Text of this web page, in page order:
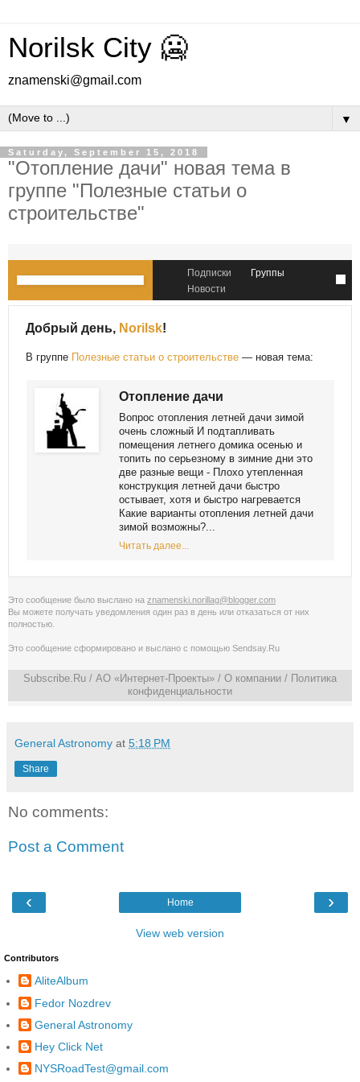
Norilsk City 🥶
znamenski@gmail.com
▼
Saturday, September 15, 2018
"Отопление дачи" новая тема в
группе "Полезные статьи о
строительстве"
Подписки
Группы
Новости
Добрый день, Norilsk!
В группе Полезные статьи о строительстве — новая тема:
Отопление дачи
Вопрос отопления летней дачи зимой
очень сложный И подтапливать
помещения летнего домика осенью и
топить по серьезному в зимние дни это
две разные вещи - Плохо утепленная
конструкция летней дачи быстро
остывает, хотя и быстро нагревается
Какие варианты отопления летней дачи
зимой возможны?...
Читать далее...
Это сообщение было выслано на znamenski.norillag@blogger.com
Вы можете получать уведомления один раз в день или отказаться от них
полностью
Это сообщение сформировано и выслано с помощью Sendsay.Ru
Subscribe.Ru / АО «Интернет-Проекты» / О компании / Политика
конфиденциальности
General Astronomy at 5:18 PM
Share
No comments:
Post a Comment
‹ ›
Home
View web version
Contributors
AliteAlbum
Fedor Nozdrev
General Astronomy
Hey Click Net
NYSRoadTest@gmail.com